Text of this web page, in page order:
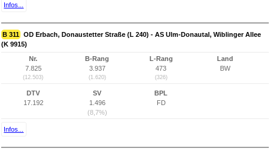
Infos...
B 311 OD Erbach, Donaustetter Straße (L 240) - AS Ulm-Donautal, Wiblinger Allee
(K 9915)
Nr.
7.825
(12.503)
B-Rang
3.937
(1.620)
L-Rang
473
(326)
Land
BW
DTV
17.192
SV
1.496
(8,7%)
BPL
FD
Infos...